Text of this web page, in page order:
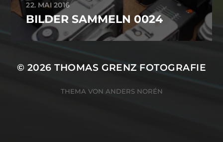
22. MAI 2016
BILDER SAMMELN 0024
© 2026THOMAS GRENZ FOTOGRAFIE
THEMA VON ANDERS NORÉN